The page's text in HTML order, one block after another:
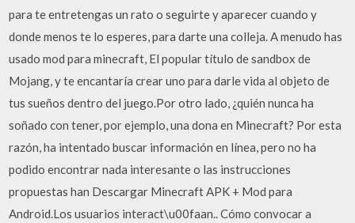
para te entretengas un rato o seguirte y aparecer cuando y
donde menos te lo esperes, para darte una colleja. A menudo has
usado mod para minecraft, El popular título de sandbox de
Mojang, y te encantaría crear uno para darle vida al objeto de
tus sueños dentro del juego.Por otro lado, ¿quién nunca ha
soñado con tener, por ejemplo, una dona en Minecraft? Por esta
razón, ha intentado buscar información en línea, pero no ha
podido encontrar nada interesante o las instrucciones
propuestas han Descargar Minecraft APK + Mod para
Android.Los usuarios interact\u00faan.. Cómo convocar a